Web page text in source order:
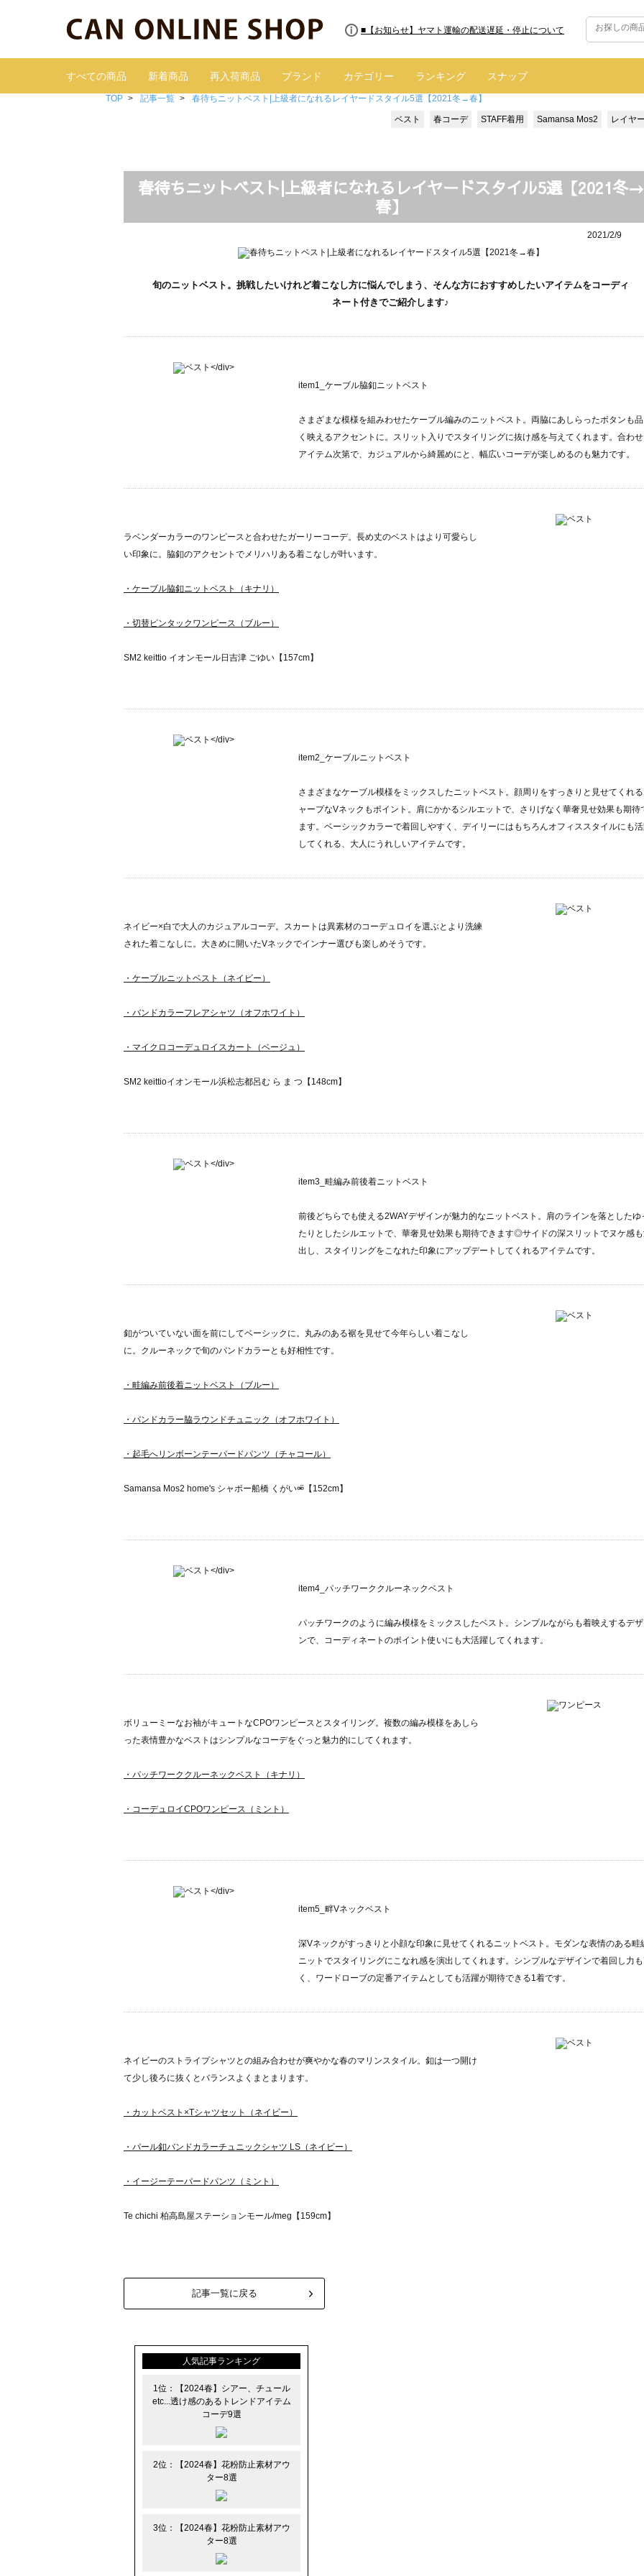
■8/13(木)AM2:00～サイトメンテナンス実施のお知らせ
■【お知らせ】ヤマト運輸の配送遅延・停止について
すべての商品 新着商品 再入荷商品 ブランド カテゴリー ランキング スナップ
TOP 記事一覧 春待ちニットベスト|上級者になれるレイヤードスタイル5選【2021冬→春】
ベスト 春コーデ STAFF着用 Samansa Mos2 レイヤ
春待ちニットベスト|上級者になれるレイヤードスタイル5選【2021冬→
春】
2021/2/9
旬のニットベスト。挑戦したいけれど着こなし方に悩んでしまう、そんな方におすすめしたいアイテムをコーディ
ネート付きでご紹介します♪
item1_ケーブル脇釦ニットベスト
さまざまな模様を組みわせたケーブル編みのニットベスト。両脇にあしらったボタンも
く映えるアクセントに。スリット入りでスタイリングに抜け感を与えてくれます。合わ
アイテム次第で、カジュアルから綺麗めにと、幅広いコーデが楽しめるのも魅力です。
ラベンダーカラーのワンピースと合わせたガーリーコーデ。長め丈のベストはより可愛らし
い印象に。脇釦のアクセントでメリハリある着こなしが叶います。
・ケーブル脇釦ニットベスト（キナリ）
・切替ピンタックワンピース（ブルー）
SM2 keittio イオンモール日吉津 ごゆい【157cm】
item2_ケーブルニットベスト
さまざまなケーブル模様をミックスしたニットベスト。顔周りをすっきりと見せてくれ
ャープなVネックもポイント。肩にかかるシルエットで、さりげなく華奢見せ効果も期待
ます。ベーシックカラーで着回しやすく、デイリーにはもちろんオフィススタイルにも
してくれる、大人にうれしいアイテムです。
ネイビー×白で大人のカジュアルコーデ。スカートは異素材のコーデュロイを選ぶとより洗練
された着こなしに。大きめに開いたVネックでインナー選びも楽しめそうです。
・ケーブルニットベスト（ネイビー）
・バンドカラーフレアシャツ（オフホワイト）
・マイクロコーデュロイスカート（ベージュ）
SM2 keittioイオンモール浜松志都呂む ら ま つ【148cm】
item3_畦編み前後着ニットベスト
前後どちらでも使える2WAYデザインが魅力的なニットベスト。肩のラインを落としたゆ
たりとしたシルエットで、華奢見せ効果も期待できます◎サイドの深スリットでヌケ感
出し、スタイリングをこなれた印象にアップデートしてくれるアイテムです。
釦がついていない面を前にしてベーシックに。丸みのある裾を見せて今年らしい着こなし
に。クルーネックで旬のバンドカラーとも好相性です。
・畦編み前後着ニットベスト（ブルー）
・バンドカラー脇ラウンドチュニック（オフホワイト）
・起毛へリンボーンテーパードパンツ（チャコール）
Samansa Mos2 home's シャポー船橋 くがい⚮̈ 【152cm】
item4_パッチワーククルーネックベスト
パッチワークのように編み模様をミックスしたベスト。シンプルながらも着映えするデ
ンで、コーディネートのポイント使いにも大活躍してくれます。
ボリューミーなお袖がキュートなCPOワンピースとスタイリング。複数の編み模様をあしら
った表情豊かなベストはシンプルなコーデをぐっと魅力的にしてくれます。
・パッチワーククルーネックベスト（キナリ）
・コーデュロイCPOワンピース（ミント）
item5_畔Vネックベスト
深Vネックがすっきりと小顔な印象に見せてくれるニットベスト。モダンな表情のある畦
ニットでスタイリングにこなれ感を演出してくれます。シンプルなデザインで着回し力
く、ワードローブの定番アイテムとしても活躍が期待できる1着です。
ネイビーのストライプシャツとの組み合わせが爽やかな春のマリンスタイル。釦は一つ開け
て少し後ろに抜くとバランスよくまとまります。
・カットベスト×Tシャツセット（ネイビー）
・パール釦バンドカラーチュニックシャツ LS（ネイビー）
・イージーテーパードパンツ（ミント）
Te chichi 柏高島屋ステーションモール/meg【159cm】
記事一覧に戻る
人気記事ランキング
1位：【2024春】シアー、チュール
etc...透け感のあるトレンドアイテム
コーデ9選
2位：【2024春】花粉防止素材アウ
ター8選
3位：【2024春】花粉防止素材アウ
ター8選